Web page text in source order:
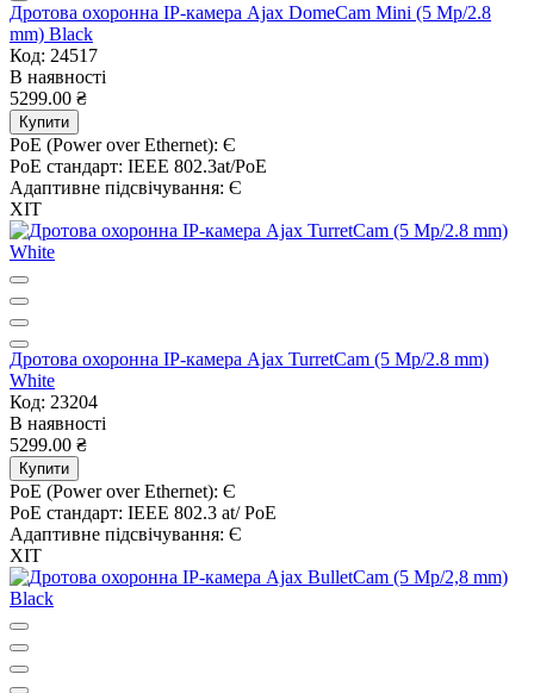
Дротова охоронна IP-камера Ajax DomeCam Mini (5 Mp/2.8
mm) Black
Код: 24517
В наявності
5299.00 ₴
Купити
PoE (Power over Ethernet): Є
PoE стандарт: IEEE 802.3at/PoE
Адаптивне підсвічування: Є
ХІТ
Дротова охоронна IP-камера Ajax TurretCam (5 Mp/2.8 mm)
White
Код: 23204
В наявності
5299.00 ₴
Купити
PoE (Power over Ethernet): Є
PoE стандарт: IEEE 802.3 at/ PoE
Адаптивне підсвічування: Є
ХІТ